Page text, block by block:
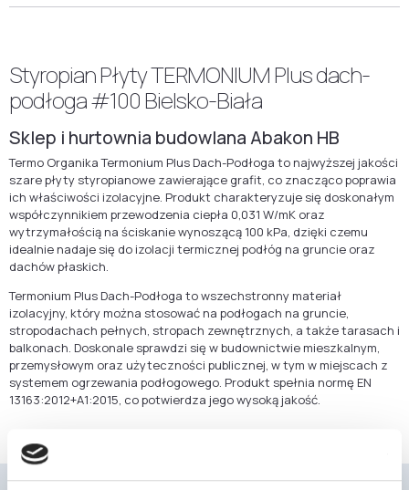
Styropian Płyty TERMONIUM Plus dach-
podłoga #100 Bielsko-Biała
Sklep i hurtownia budowlana Abakon HB
Termo Organika Termonium Plus Dach-Podłoga to najwyższej jakości
szare płyty styropianowe zawierające grafit, co znacząco poprawia
ich właściwości izolacyjne. Produkt charakteryzuje się doskonałym
współczynnikiem przewodzenia ciepła 0,031 W/mK oraz
wytrzymałością na ściskanie wynoszącą 100 kPa, dzięki czemu
idealnie nadaje się do izolacji termicznej podłóg na gruncie oraz
dachów płaskich.
Termonium Plus Dach-Podłoga to wszechstronny materiał
izolacyjny, który można stosować na podłogach na gruncie,
stropodachach pełnych, stropach zewnętrznych, a także tarasach i
balkonach. Doskonale sprawdzi się w budownictwie mieszkalnym,
przemysłowym oraz użyteczności publicznej, w tym w miejscach z
systemem ogrzewania podłogowego. Produkt spełnia normę EN
13163:2012+A1:2015, co potwierdza jego wysoką jakość.